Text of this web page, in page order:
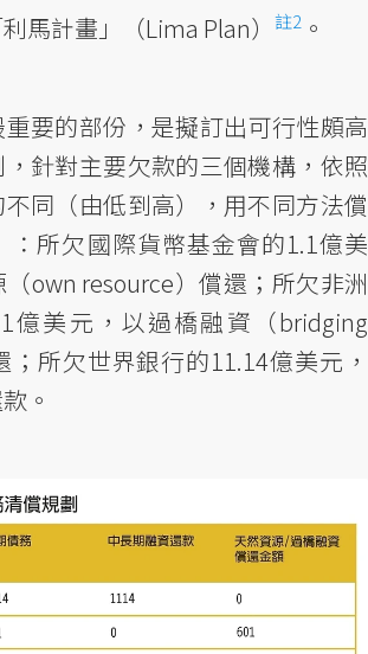
馬計畫」（Lima Plan）
註2 。
要的部份，是擬訂出可行性頗高
針對主要欠款的三個機構，依照
同（由低到高），用不同方法償
：所欠國際貨幣基金會的1.1億美
own resource）償還；所欠非洲
億美元，以過橋融資（bridging
所欠世界銀行的11.14億美元，
。